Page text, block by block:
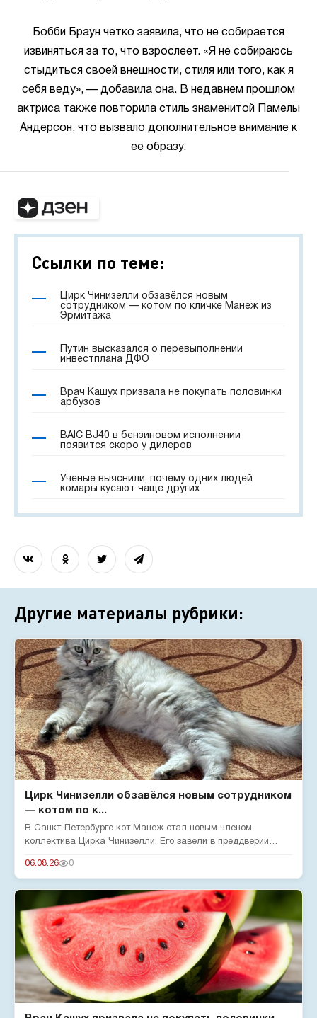
Бобби Браун четко заявила, что не собирается
извиняться за то, что взрослеет. «Я не собираюсь
стыдиться своей внешности, стиля или того, как я
себя веду», — добавила она. В недавнем прошлом
актриса также повторила стиль знаменитой Памелы
Андерсон, что вызвало дополнительное внимание к
ее образу.
Ссылки по теме:
Цирк Чинизелли обзавёлся новым
сотрудником — котом по кличке Манеж из
Эрмитажа
Путин высказался о перевыполнении
инвестплана ДФО
Врач Кашух призвала не покупать половинки
арбузов
BAIC BJ40 в бензиновом исполнении
появится скоро у дилеров
Ученые выяснили, почему одних людей
комары кусают чаще других
Другие материалы рубрики:
Цирк Чинизелли обзавёлся новым сотрудником
— котом по к...
В Санкт-Петербурге кот Манеж стал новым членом
коллектива Цирка Чинизелли. Его завели в преддверии
06.08.26 0